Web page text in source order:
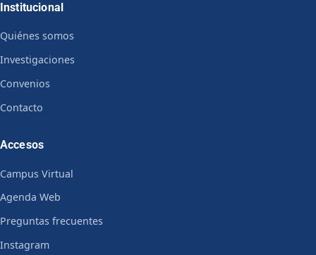
Institucional
Quiénes somos
Investigaciones
Convenios
Contacto
Accesos
Campus Virtual
Agenda Web
Preguntas frecuentes
Instagram